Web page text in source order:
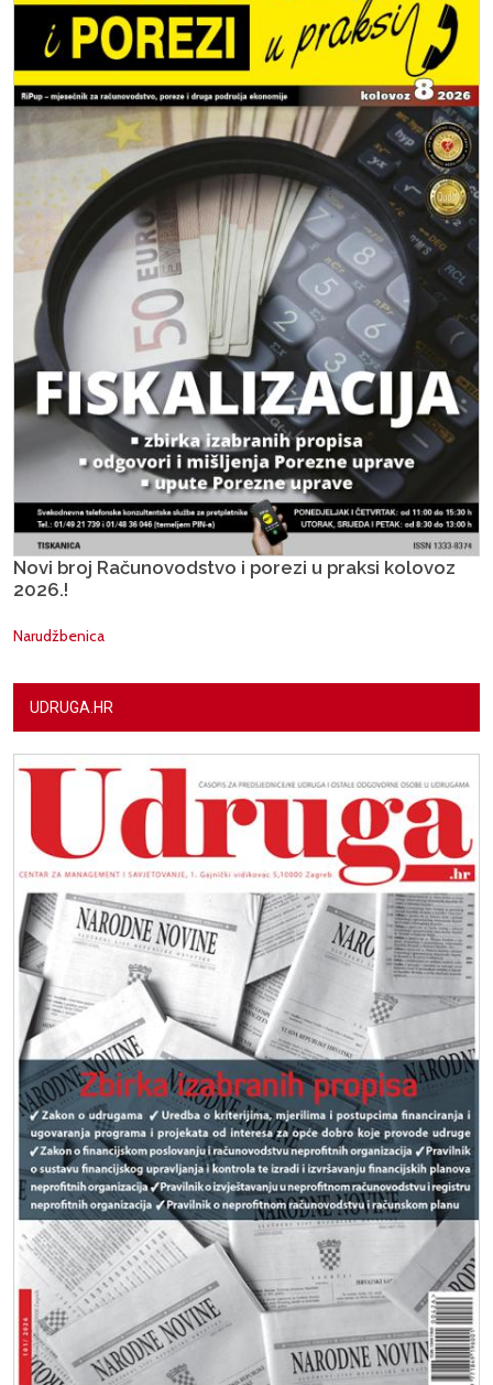
Novi broj Računovodstvo i porezi u praksi kolovoz
2026.!
Narudžbenica
UDRUGA.HR